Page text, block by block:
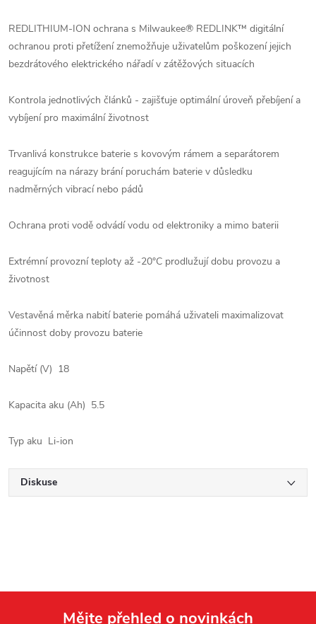
REDLITHIUM-ION ochrana s Milwaukee® REDLINK™ digitální
ochranou proti přetížení znemožňuje uživatelům poškození jejich
bezdrátového elektrického nářadí v zátěžových situacích
Kontrola jednotlivých článků - zajišťuje optimální úroveň přebíjení a
vybíjení pro maximální životnost
Trvanlivá konstrukce baterie s kovovým rámem a separátorem
reagujícím na nárazy brání poruchám baterie v důsledku
nadměrných vibrací nebo pádů
Ochrana proti vodě odvádí vodu od elektroniky a mimo baterii
Extrémní provozní teploty až -20°C prodlužují dobu provozu a
životnost
Vestavěná měrka nabití baterie pomáhá uživateli maximalizovat
účinnost doby provozu baterie
Napětí (V) 18
Kapacita aku (Ah) 5.5
Typ aku Li-ion
Diskuse
Mějte přehled o novinkách